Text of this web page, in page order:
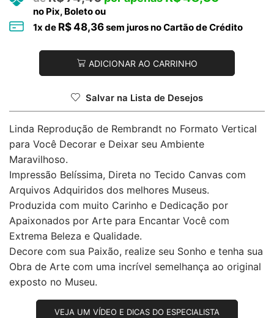
no Pix, Boleto ou
1x de R$48,36sem juros no Cartão de Crédito
ADICIONAR AO CARRINHO
Salvar na Lista de Desejos
Linda Reprodução de Rembrandt no Formato Vertical
para Você Decorar e Deixar seu Ambiente
Maravilhoso.
Impressão Belíssima, Direta no Tecido Canvas com
Arquivos Adquiridos dos melhores Museus.
Produzida com muito Carinho e Dedicação por
Apaixonados por Arte para Encantar Você com
Extrema Beleza e Qualidade.
Decore com sua Paixão, realize seu Sonho e tenha sua
Obra de Arte com uma incrível semelhança ao original
exposto no Museu.
VEJA UM VÍDEO E DICAS DO ESPECIALISTA